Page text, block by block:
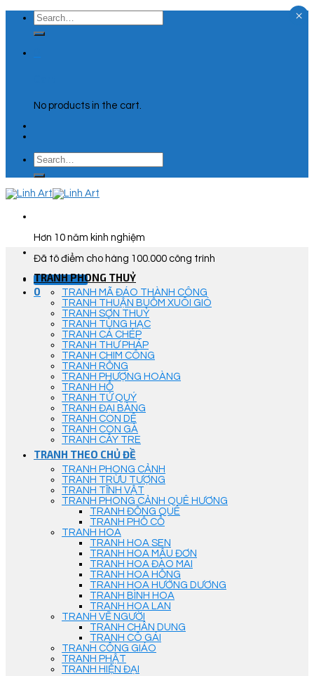
Skip
content
Search
for:
No products in the cart.
Search
for:
Hơn 10 năm kinh nghiệm
Đã tô điểm cho hàng 100.000 công trình
Góc Tư Vấn
0
TRANH PHONG THUỶ
TRANH MÃ ĐÁO THÀNH CÔNG
TRANH THUẬN BUỒM XUÔI GIÓ
TRANH SƠN THUỶ
TRANH TÙNG HẠC
TRANH CÁ CHÉP
TRANH THƯ PHÁP
TRANH CHIM CÔNG
TRANH RỒNG
TRANH PHƯỢNG HOÀNG
TRANH HỔ
TRANH TỨ QUÝ
TRANH ĐẠI BÀNG
TRANH CON DÊ
TRANH CON GÀ
TRANH CÂY TRE
TRANH THEO CHỦ ĐỀ
TRANH PHONG CẢNH
TRANH TRỪU TƯỢNG
TRANH TĨNH VẬT
TRANH PHONG CẢNH QUÊ HƯƠNG
TRANH ĐỒNG QUÊ
TRANH PHỐ CỔ
TRANH HOA
TRANH HOA SEN
TRANH HOA MẪU ĐƠN
TRANH HOA ĐÀO MAI
TRANH HOA HỒNG
TRANH HOA HƯỚNG DƯƠNG
TRANH BÌNH HOA
TRANH HOA LAN
TRANH VẼ NGƯỜI
TRANH CHÂN DUNG
TRANH CÔ GÁI
TRANH CÔNG GIÁO
TRANH PHẬT
TRANH HIỆN ĐẠI
×